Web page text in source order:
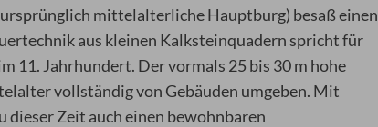
mittelalterliche Hauptburg) besaß einen
aus kleinen Kalksteinquadern spricht für
11. Jahrhundert. Der vormals 25 bis 30 m hohe
vollständig von Gebäuden umgeben. Mit
dieser Zeit auch einen bewohnbaren